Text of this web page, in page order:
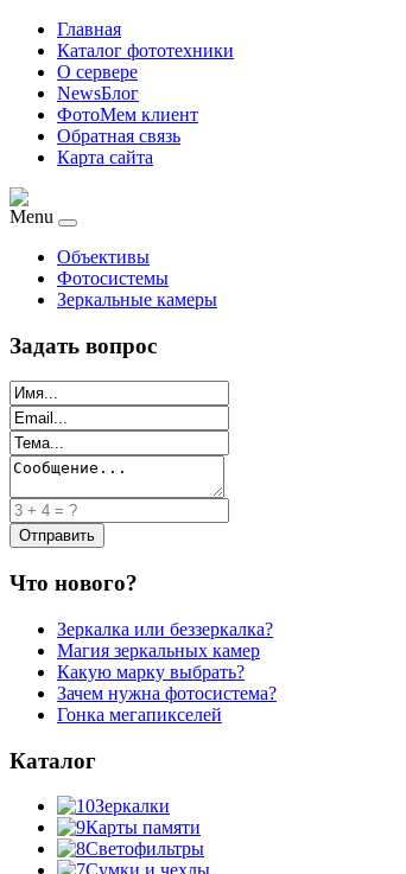
Главная
Каталог фототехники
О сервере
NewsБлог
ФотоМем клиент
Обратная связь
Карта сайта
Menu
Объективы
Фотосистемы
Зеркальные камеры
Задать вопрос
Что нового?
Зеркалка или беззеркалка?
Магия зеркальных камер
Какую марку выбрать?
Зачем нужна фотосистема?
Гонка мегапикселей
Каталог
Зеркалки
Карты памяти
Светофильтры